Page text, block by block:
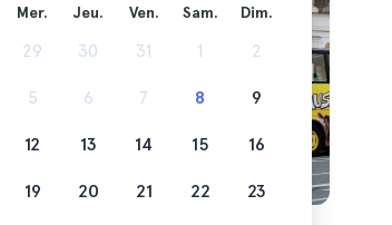
Mer. Jeu. Ven. Sam. Dim.
29 30 31 1 2
5 6 7 8 9
12 13 14 15 16
19 20 21 22 23